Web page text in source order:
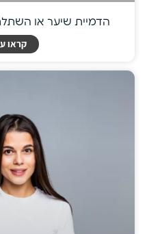
הדמיית שיער או
קראו